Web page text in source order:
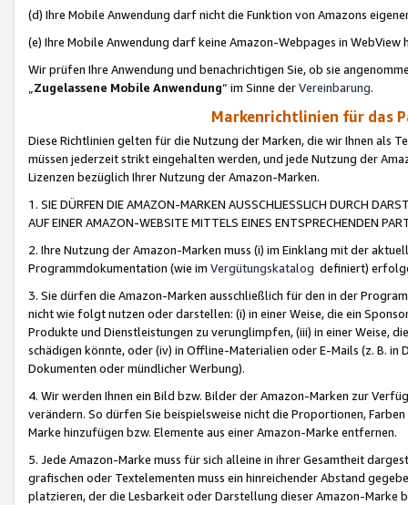
(d) Ihre Mobile Anwendung darf nicht die Funktion von Amazons
(e) Ihre Mobile Anwendung darf keine Amazon-Webpages in WebView
Wir prüfen Ihre Anwendung und benachrichtigen Sie, ob sie
„Zugelassene Mobile Anwendung“ im Sinne derVereinbarung.
Markenrichtlinien für das
Diese Richtlinien gelten für die Nutzung der Marken, die wir Ihnen als
müssen jederzeit strikt eingehalten werden, und jede Nutzung der
Lizenzen bezüglich Ihrer Nutzung der Amazon-Marken.
1. SIE DÜRFEN DIE AMAZON-MARKEN AUSSCHLIESSLICH DURCH
AUF EINER AMAZON-WEBSITE MITTELS EINES ENTSPRECHENDEN
2. Ihre Nutzung der Amazon-Marken muss (i) im Einklang mit der
Programmdokumentation (wie im Vergütungskatalog definiert)
3. Sie dürfen die Amazon-Marken ausschließlich für den in der
nicht wie folgt nutzen oder darstellen: (i) in einer Weise, die ein
Produkte und Dienstleistungen zu verunglimpfen, (iii) in einer Weise,
schädigen könnte, oder (iv) in Offline-Materialien oder E-Mails (z. B. in
Dokumenten oder mündlicher Werbung).
4. Wir werden Ihnen ein Bild bzw. Bilder der Amazon-Marken zur
verändern. So dürfen Sie beispielsweise nicht die Proportionen,
Marke hinzufügen bzw. Elemente aus einer Amazon-Marke entfernen.
5. Jede Amazon-Marke muss für sich alleine in ihrer Gesamtheit
grafischen oder Textelementen muss ein hinreichender Abstand
platzieren, der die Lesbarkeit oder Darstellung dieser Amazon-Marke